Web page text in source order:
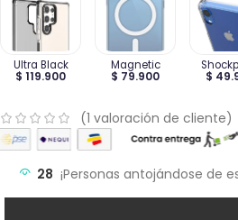
Ultra Black
$ 119.900
Magnetic
$ 79.900 $
(1 valoración de cliente)
28 ¡Personas antojándose de